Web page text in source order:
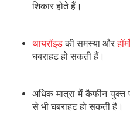
शिकार होते हैं।
थायरॉइडकी समस्या और
घबराहट हो सकती हैं।
अधिक मात्रा में कैफीन युक्त
से भी घबराहट हो सकती है।